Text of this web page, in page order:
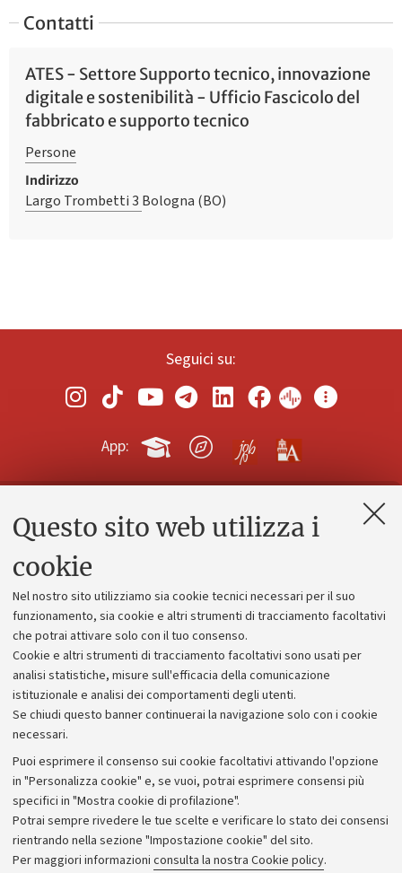
Questo sito web utilizza i
cookie
Nel nostro sito utilizziamo sia cookie tecnici necessari per il suo
funzionamento, sia cookie e altri strumenti di tracciamento facoltativi
che potrai attivare solo con il tuo consenso.
Cookie e altri strumenti di tracciamento facoltativi sono usati per
analisi statistiche, misure sull'efficacia della comunicazione
istituzionale e analisi dei comportamenti degli utenti.
Se chiudi questo banner continuerai la navigazione solo con i cookie
necessari.
Puoi esprimere il consenso sui cookie facoltativi attivando l'opzione
in "Personalizza cookie" e, se vuoi, potrai esprimere consensi più
specifici in "Mostra cookie di profilazione".
Potrai sempre rivedere le tue scelte e verificare lo stato dei consensi
rientrando nella sezione "Impostazione cookie" del sito.
Per maggiori informazioni consulta la nostra Cookie policy.
Contatti
ATES - Settore Supporto tecnico, innovazione
digitale e sostenibilità - Ufficio Fascicolo del
fabbricato e supporto tecnico
Persone
Indirizzo
Largo Trombetti 3 Bologna (BO)
Seguici su:
App:
Contatti e PEC
Alumni community
Piano strategico
Bilanci
Donazioni e 5x1000
Bandi, gare e concorsi
Albo online
Amministrazione trasparente
Atti di notifica